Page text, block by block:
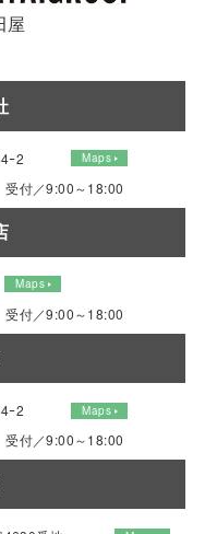
屋
ｰ2 Maps
受付／9:00～18:00
Maps
受付／9:00～18:00
ｰ2 Maps
受付／9:00～18:00